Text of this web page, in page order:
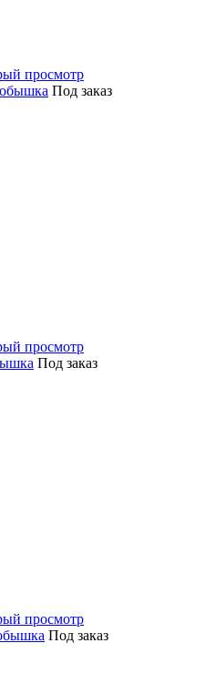
просмотр
Под заказ
просмотр
Под заказ
просмотр
Под заказ